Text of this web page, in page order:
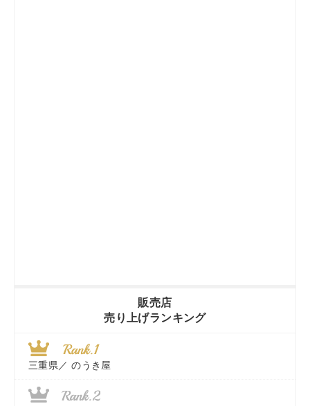
販売店
売り上げランキング
三重県／ のうき屋